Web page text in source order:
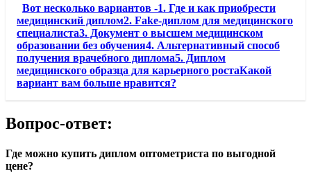
Вот несколько вариантов -1. Где и как приобрести
медицинский диплом2. Fake-диплом для медицинского
специалиста3. Документ о высшем медицинском
образовании без обучения4. Альтернативный способ
получения врачебного диплома5. Диплом
медицинского образца для карьерного ростаКакой
вариант вам больше нравится?
Вопрос-ответ:
Где можно купить диплом оптометриста по выгодной
цене?